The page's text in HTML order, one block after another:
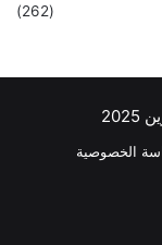
(262)
الخصوصية